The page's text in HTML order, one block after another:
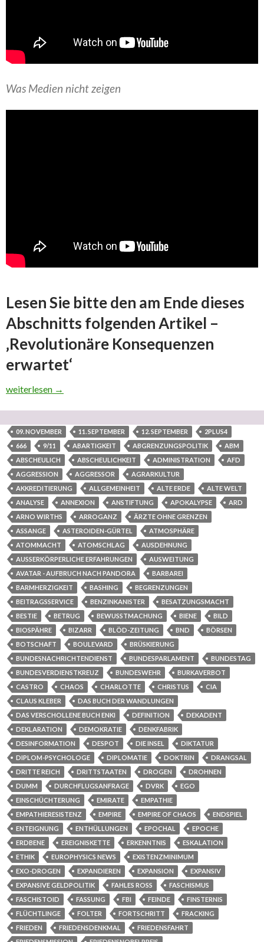
Was Medien nicht zeigen
Lesen Sie bitte den am Ende dieses
Abschnitts folgenden Artikel –
‚Revolutionäre Konsequenzen
erwartet‘
Was sind die Gründe für weltimperialistische Weltkriegssucht
weiterlesen →
09. NOVEMBER 11. SEPTEMBER 12. SEPTEMBER
2PLUS4
666
9/11 ABARTIGKEIT ABGRENZUNGSPOLITIK
ABM
ABSCHEULICH
ABSCHEULICHKEIT ADMINISTRATION
AFD
AGGRESSION
AGGRESSOR
AGRARKULTUR
AKKREDITIERUNG
ALLGEMEINHEIT ALTE ERDE
ALTE WELT
ANALYSE
ANNEXION ANSTIFTUNG APOKALYPSE
ARD
ARNO WIRTHS
ARROGANZ
ÄRZTE OHNE GRENZEN
ASSANGE
ASTEROIDEN-GÜRTEL
ATMOSPHÄRE
ATOMMACHT
ATOMSCHLAG
AUSDEHNUNG
AUSSERKÖRPERLICHE ERFAHRUNGEN
AUSWEITUNG
AVATAR - AUFBRUCH NACH PANDORA
BARBAREI
BARMHERZIGKEIT
BASHING
BEGRENZUNGEN
BEITRAGSSERVICE
BENZINKANISTER
BESATZUNGSMACHT
BESTIE
BETRUG BEWUSSTMACHUNG BIENE
BILD
BIOSPÄHRE
BIZARR BLÖD-ZEITUNG BND
BÖRSEN
BOTSCHAFT
BOULEVARD
BRÜSKIERUNG
BUNDESNACHRICHTENDIENST
BUNDESPARLAMENT
BUNDESTAG
BUNDESVERDIENSTKREUZ
BUNDESWEHR
BURKAVERBOT
CASTRO
CHAOS CHARLOTTE CHRISTUS
CIA
CLAUS KLEBER
DAS BUCH DER WANDLUNGEN
DAS VERSCHOLLENE BUCH ENKI
DEFINITION
DEKADENT
DEKLARATION
DEMOKRATIE
DENKFABRIK
DESINFORMATION
DESPOT DIE INSEL
DIKTATUR
DIPLOM-PSYCHOLOGE
DIPLOMATIE DOKTRIN
DRANGSAL
DRITTE REICH
DRITTSTAATEN DROGEN
DROHNEN
DUMM
DURCHFLUGSANFRAGE DVRK
EGO
EINSCHÜCHTERUNG
EMIRATE
EMPATHIE
EMPATHIERESISTENZ
EMPIRE EMPIRE OF CHAOS
ENDSPIEL
ENTEIGNUNG
ENTHÜLLUNGEN EPOCHAL
EPOCHE
ERDBENE
EREIGNISKETTE ERKENNTNIS
ESKALATION
ETHIK
EUROPHYSICS NEWS
EXISTENZMINIMUM
EXO-DROGEN
EXPANDIEREN EXPANSION
EXPANSIV
EXPANSIVE GELDPOLITIK
FAHLES ROSS
FASCHISMUS
FASCHISTOID
FASSUNG FBI FEINDE
FINSTERNIS
FLÜCHTLINGE
FOLTER FORTSCHRITT
FRACKING
FRIEDEN
FRIEDENSDENKMAL
FRIEDENSFAHRT